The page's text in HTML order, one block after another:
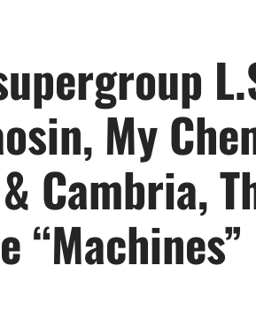
My
Cambria,
“Machines”